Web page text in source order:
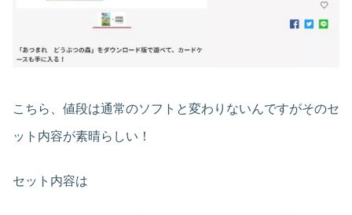
こちら、値段は通常のソフトと変わりないんですがそのセ
ット内容が素晴らしい！
セット内容は